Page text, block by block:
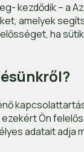
kezdődik – a
amelyek
ha
Ön
adatait